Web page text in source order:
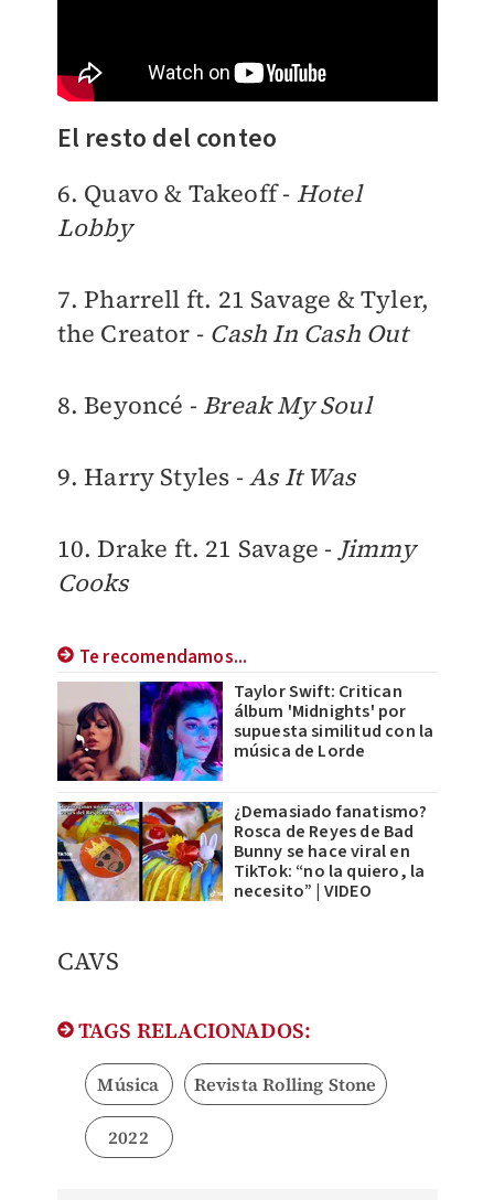
El resto del conteo
6. Quavo & Takeoff - Hotel
Lobby
7. Pharrell ft. 21 Savage & Tyler,
the Creator - Cash In Cash Out
8. Beyoncé - Break My Soul
9. Harry Styles -As It Was
10. Drake ft. 21 Savage - Jimmy
Cooks
Te recomendamos...
Taylor Swift: Critican
álbum 'Midnights' por
supuesta similitud con la
música de Lorde
¿Demasiado fanatismo?
Rosca de Reyes de Bad
Bunny se hace viral en
TikTok: “no la quiero, la
necesito” | VIDEO
CAVS
TAGS RELACIONADOS:
Música Revista Rolling Stone
2022